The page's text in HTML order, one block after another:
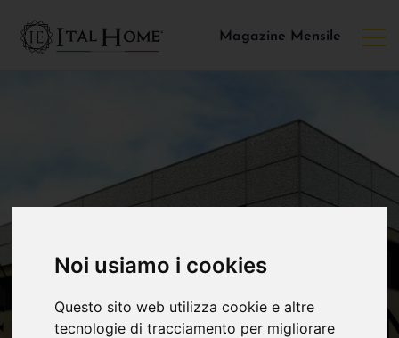
Noi usiamo i cookies
Questo sito web utilizza cookie e altre
tecnologie di tracciamento per migliorare
Magazine Mensile